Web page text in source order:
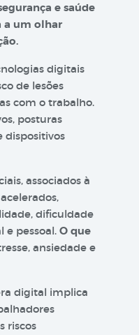
e saúde
a um olhar
digitais
de lesões
com o trabalho.
posturas
dispositivos
associados à
dificuldade
e pessoal. O que
ansiedade e
digital implica
riscos